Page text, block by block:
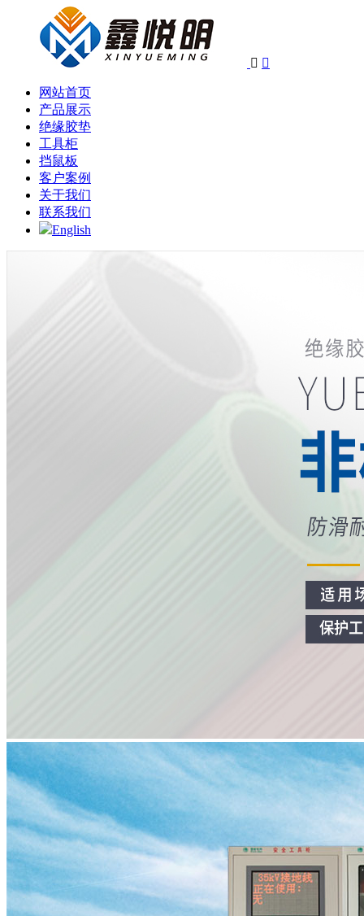
 
网站首页
产品展示
绝缘胶垫
工具柜
挡鼠板
客户案例
关于我们
联系我们
English